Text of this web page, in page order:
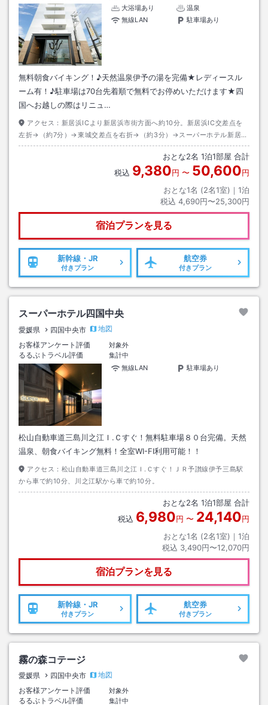
大浴場あり
温泉
無線LAN
駐車場あり
無料朝食バイキング！♪天然温泉伊予の湯を完備★レディースル
ーム有！♪駐車場は70台先着順で無料でお停めいただけます★四
国へお越しの際はリニュ…
アクセス： 新居浜ICより新居浜市街方面へ約10分。新居浜IC交差点を
左折→（約7分）→東城交差点を右折→（約3分）→スーパーホテル新居
浜。
おとな2名 1泊1部屋 合計
税込 9,380円 〜 50,600円
おとな1名 (2名1室)｜ 1泊
税込 4,690円〜25,300円
宿泊プランを見る
新幹線・JR
付きプラン
航空券
付きプラン
スーパーホテル四国中央
愛媛県 四国中央市
地図
お客様アンケート評価
対象外
るるぶトラベル評価
集計中
無線LAN
駐車場あり
松山自動車道三島川之江Ｉ.Ｃすぐ！無料駐車場８０台完備。天然
温泉、朝食バイキング無料！全室WI-FI利用可能！！
アクセス： 松山自動車道三島川之江Ｉ.Ｃすぐ！ＪＲ予讃線伊予三島駅
から車で約10分、川之江駅から車で約10分。
おとな2名 1泊1部屋 合計
税込 6,980円 〜 24,140円
おとな1名 (2名1室)｜ 1泊
税込 3,490円〜12,070円
宿泊プランを見る
新幹線・JR
付きプラン
航空券
付きプラン
霧の森コテージ
愛媛県 四国中央市
地図
お客様アンケート評価
対象外
るるぶトラベル評価 集計中